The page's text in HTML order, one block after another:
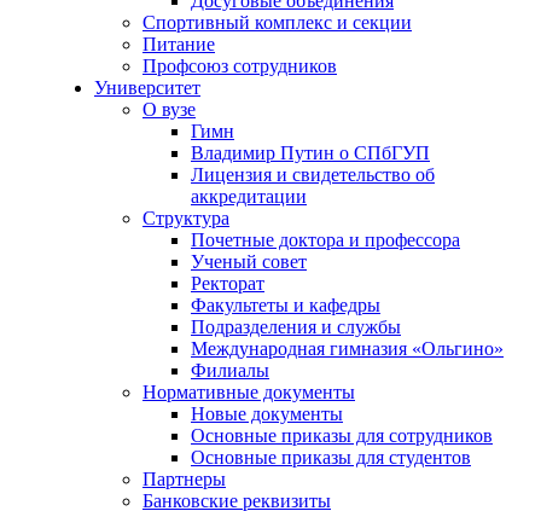
Спортивный комплекс и секции
Питание
Профсоюз сотрудников
Университет
О вузе
Гимн
Владимир Путин о СПбГУП
Лицензия и свидетельство об
аккредитации
Структура
Почетные доктора и профессора
Ученый совет
Ректорат
Факультеты и кафедры
Подразделения и службы
Международная гимназия «Ольгино»
Филиалы
Нормативные документы
Новые документы
Основные приказы для сотрудников
Основные приказы для студентов
Партнеры
Банковские реквизиты